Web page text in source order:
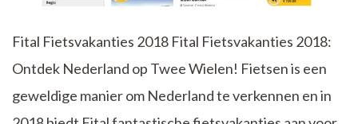
Fital Fietsvakanties 2018 Fital Fietsvakanties 2018:
Ontdek Nederland op Twee Wielen! Fietsen is een
geweldige manier om Nederland te verkennen en in